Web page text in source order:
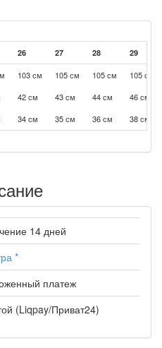
26 27 28 29
103 см 105 см 105 см
105 см
42 см 43 см 44 см
46 см
34 см 35 см 36 см 38 см
14 дней
*
платеж
(Liqpay/Приват24)